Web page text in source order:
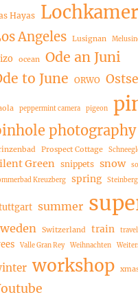
Hayas
Angeles Lusignan
ocean
Ode an Juni
to June
ORWO
peppermint camera pigeon
photography
Prospect Cottage
Green snippets snow
Kreuzberg
spring
summer
Switzerland train
Valle Gran Rey Weihnachten
workshop